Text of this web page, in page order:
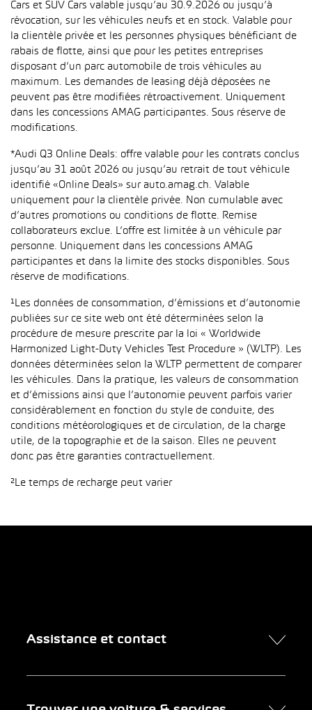
Cars et SUV Cars valable jusqu’au 30.9.2026 ou jusqu’à
révocation, sur les véhicules neufs et en stock. Valable pour
la clientèle privée et les personnes physiques bénéficiant de
rabais de flotte, ainsi que pour les petites entreprises
disposant d’un parc automobile de trois véhicules au
maximum. Les demandes de leasing déjà déposées ne
peuvent pas être modifiées rétroactivement. Uniquement
dans les concessions AMAG participantes. Sous réserve de
modifications.
*Audi Q3 Online Deals: offre valable pour les contrats conclus
jusqu’au 31 août 2026 ou jusqu’au retrait de tout véhicule
identifié «Online Deals» sur auto.amag.ch. Valable
uniquement pour la clientèle privée. Non cumulable avec
d’autres promotions ou conditions de flotte. Remise
collaborateurs exclue. L’offre est limitée à un véhicule par
personne. Uniquement dans les concessions AMAG
participantes et dans la limite des stocks disponibles. Sous
réserve de modifications.
¹Les données de consommation, d’émissions et d’autonomie
publiées sur ce site web ont été déterminées selon la
procédure de mesure prescrite par la loi « Worldwide
Harmonized Light-Duty Vehicles Test Procedure » (WLTP). Les
données déterminées selon la WLTP permettent de comparer
les véhicules. Dans la pratique, les valeurs de consommation
et d’émissions ainsi que l’autonomie peuvent parfois varier
considérablement en fonction du style de conduite, des
conditions météorologiques et de circulation, de la charge
utile, de la topographie et de la saison. Elles ne peuvent
donc pas être garanties contractuellement.
²Le temps de recharge peut varier
Assistance et contact